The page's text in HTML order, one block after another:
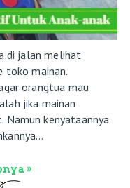
di jalan melihat
toko mainan.
orangtua mau
jika mainan
Namun kenyataannya
»